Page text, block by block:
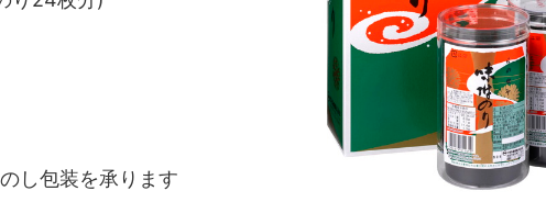
し包装を承ります